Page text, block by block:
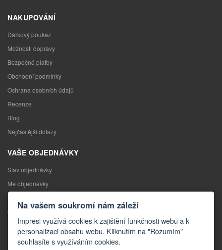
NAKUPOVÁNÍ
Dárkový poukaz
Možnosti dopravy
Bezpečné platby
Obchodní podmínky
Ochrana osobních údajů
Recenze
Blog
Nejčastější dotazy
VAŠE OBJEDNÁVKY
Stav objednávky
Mé objednávky
Výměna zboží
Odstoupení od kupní smlouvy
Reklamace
KONTAKTY
Na vašem soukromí nám záleží
Impresi využívá cookies k zajištění funkčnosti webu a k
personalizaci obsahu webu. Kliknutím na "Rozumím"
souhlasíte s využíváním cookies.